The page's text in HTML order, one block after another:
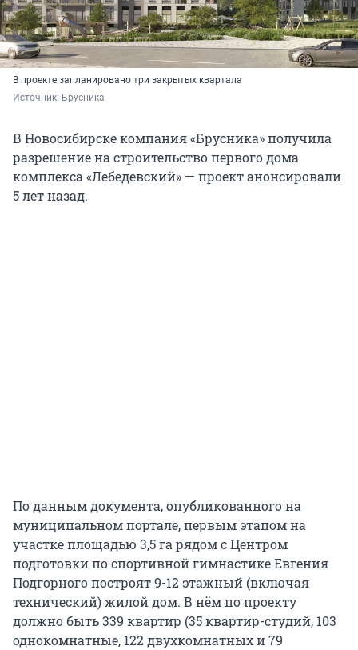
В проекте запланировано три закрытых квартала
Источник: Брусника
В Новосибирске компания «Брусника» получила
разрешение на строительство первого дома
комплекса «Лебедевский» — проект анонсировали
5 лет назад.
По данным документа, опубликованного на
муниципальном портале, первым этапом на
участке площадью 3,5 га рядом с Центром
подготовки по спортивной гимнастике Евгения
Подгорного построят 9-12 этажный (включая
технический) жилой дом. В нём по проекту
должно быть 339 квартир (35 квартир-студий, 103
однокомнатные, 122 двухкомнатных и 79